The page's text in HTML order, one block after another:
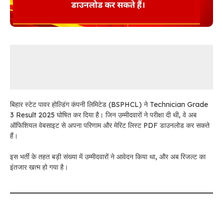
बिहार स्टेट पावर होल्डिंग कंपनी लिमिटेड (BSPHCL) ने Technician Grade
3 Result 2025 घोषित कर दिया है। जिन उम्मीदवारों ने परीक्षा दी थी, वे अब
ऑफिशियल वेबसाइट से अपना परिणाम और मेरिट लिस्ट PDF डाउनलोड कर सकते
हैं।
इस भर्ती के तहत बड़ी संख्या में उम्मीदवारों ने आवेदन किया था, और अब रिजल्ट का
इंतजार खत्म हो गया है।